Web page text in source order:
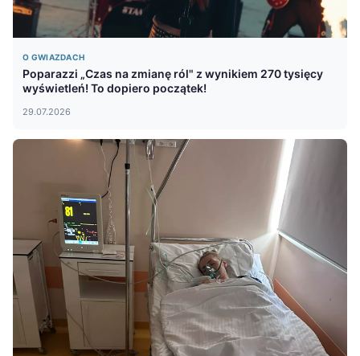
O GWIAZDACH
Poparazzi „Czas na zmianę ról" z wynikiem 270 tysięcy
wyświetleń! To dopiero początek!
29.07.2026